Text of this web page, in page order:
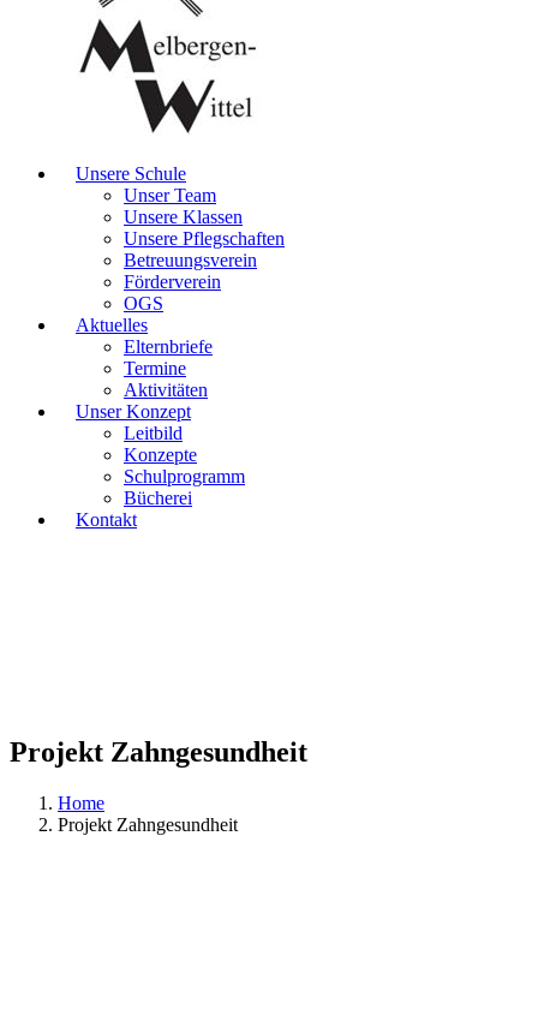
Unsere Schule
Unser Team
Unsere Klassen
Unsere Pflegschaften
Betreuungsverein
Förderverein
OGS
Aktuelles
Elternbriefe
Termine
Aktivitäten
Unser Konzept
Leitbild
Konzepte
Schulprogramm
Bücherei
Kontakt
Projekt Zahngesundheit
Home
Projekt Zahngesundheit